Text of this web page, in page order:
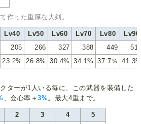
作った重厚な大剣。
Lv40 Lv50 Lv60 Lv70 Lv80
Lv90
205 266 327 388 449
23.2% 26.8% 30.4% 34.1% 37.7％
ターが1人いる毎に、この武器を装備した
、会心率＋3%。最大4重まで。
2 3 4
5